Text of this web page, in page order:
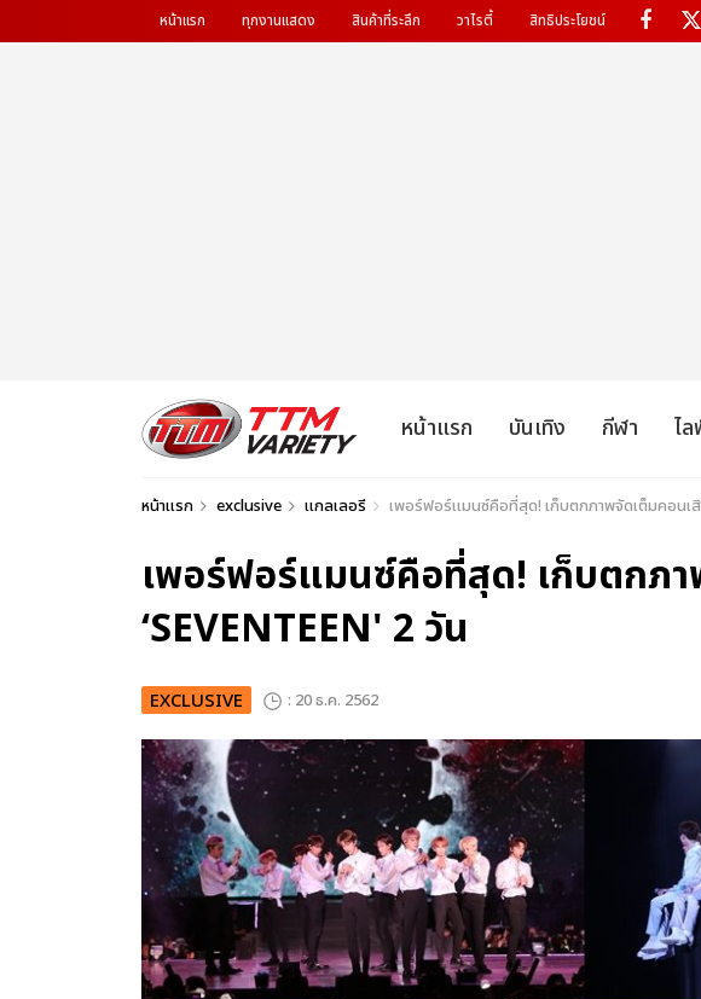
หน้าแรก ทุกงานแสดง สินค้าที่ระลึก วาไรตี้ สิทธิประโยชน์
หน้าแรก บันเทิง กีฬา ไ
หน้าแรก exclusive แกลเลอรี เพอร์ฟอร์แมนซ์คือที่สุด! เก็บตกภาพจัดเต็มคอนเสิ
เพอร์ฟอร์แมนซ์คือที่สุด! เก็บตกภ
‘SEVENTEEN' 2 วัน
EXCLUSIVE : 20 ธ.ค. 2562